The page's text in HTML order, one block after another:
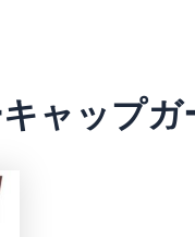
ャップガ